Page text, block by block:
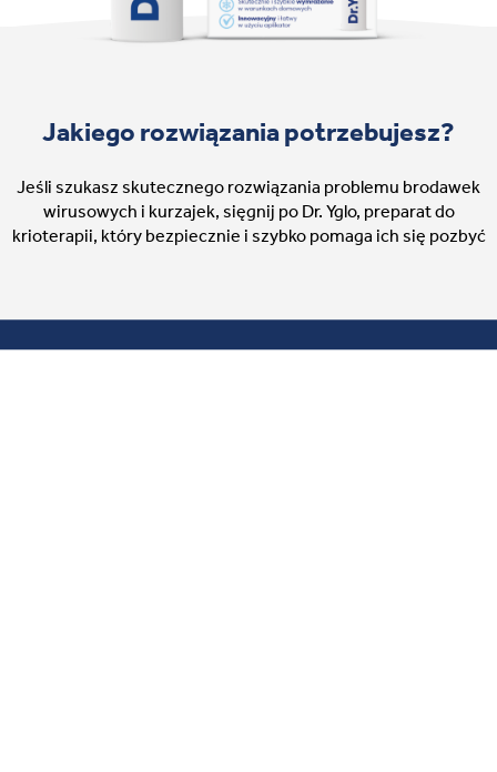
Jakiego rozwiązania potrzebujesz?
Jeśli szukasz skutecznego rozwiązania problemu brodawek
wirusowych i kurzajek, sięgnij po Dr. Yglo, preparat do
krioterapii, który bezpiecznie i szybko pomaga ich się pozbyć